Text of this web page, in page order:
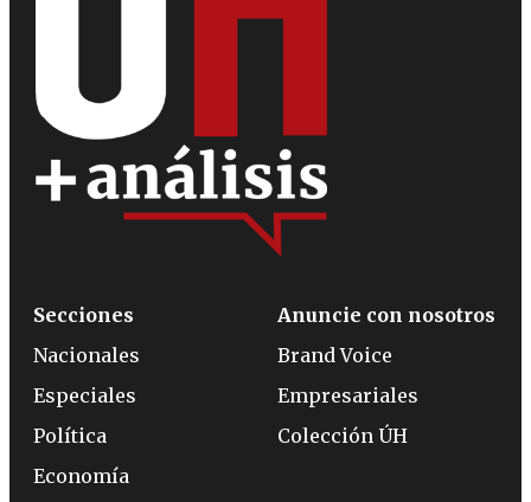
Secciones
Nacionales
Especiales
Política
Economía
Anuncie con nosotros
Brand Voice
Empresariales
Colección ÚH